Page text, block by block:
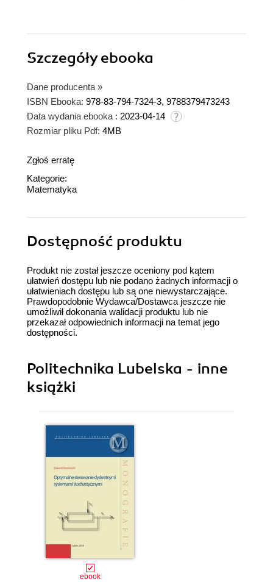
Szczegółyebooka
Dane producenta »
ISBN Ebooka: 978-83-794-7324-3, 9788379473243
Data wydania ebooka : 2023-04-14
Rozmiar pliku Pdf: 4MB
Zgłoś erratę
Kategorie:
Matematyka
Dostępność produktu
Produkt nie został jeszcze oceniony pod kątem
ułatwień dostępu lub nie podano żadnych informacji o
ułatwieniach dostępu lub są one niewystarczające.
Prawdopodobnie Wydawca/Dostawca jeszcze nie
umożliwił dokonania walidacji produktu lub nie
przekazał odpowiednich informacji na temat jego
dostępności.
Politechnika Lubelska - inne
książki
ebook